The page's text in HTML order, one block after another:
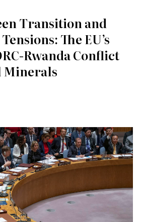
Transition and
The EU’s
Rwanda Conflict
Minerals